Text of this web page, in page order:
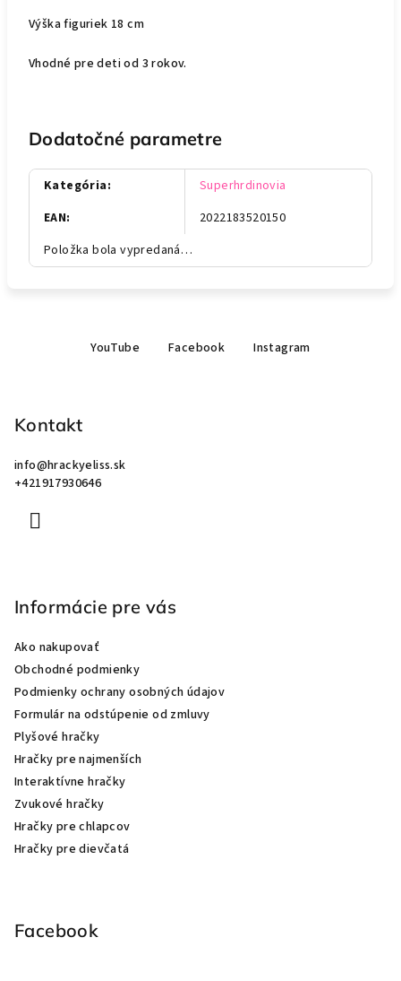
Výška figuriek 18 cm
Vhodné pre deti od 3 rokov.
Dodatočné parametre
Kategória:
Superhrdinovia
EAN:
2022183520150
Položka bola vypredaná…
YouTube Facebook Instagram
Kontakt
info@hrackyeliss.sk
+421917930646
Informácie pre vás
Ako nakupovať
Obchodné podmienky
Podmienky ochrany osobných údajov
Formulár na odstúpenie od zmluvy
Plyšové hračky
Hračky pre najmenších
Interaktívne hračky
Zvukové hračky
Hračky pre chlapcov
Hračky pre dievčatá
Facebook